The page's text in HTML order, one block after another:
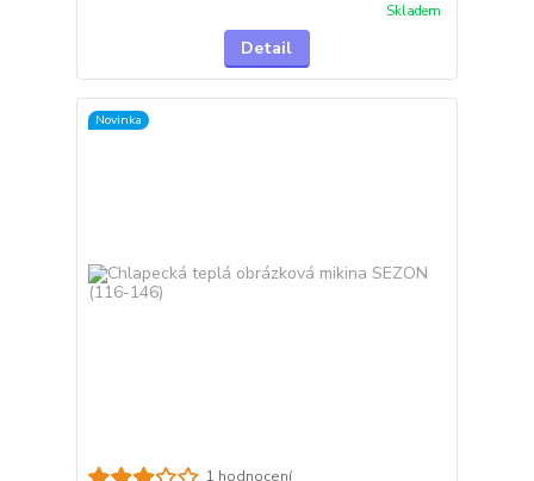
Skladem
Detail
Novinka
1 hodnocení